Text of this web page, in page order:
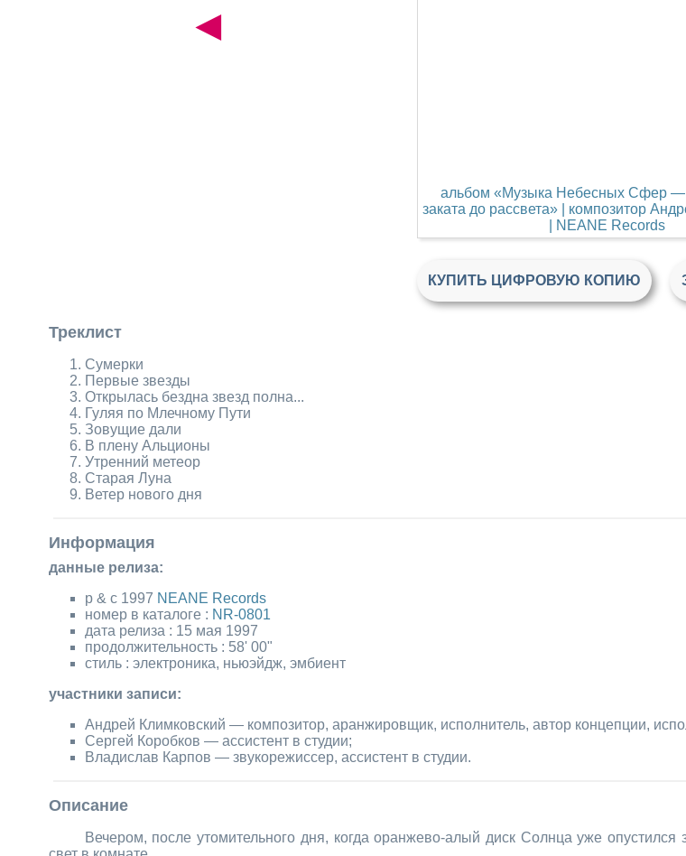
◄
альбом «Музыка Небесных Сфер —
заката до рассвета» | композитор
| NEANE Records
КУПИТЬ ЦИФРОВУЮ КОПИЮ
Треклист
Сумерки
Первые звезды
Открылась бездна звезд полна...
Гуляя по Млечному Пути
Зовущие дали
В плену Альционы
Утренний метеор
Старая Луна
Ветер нового дня
Информация
данные релиза:
p & c 1997 NEANE Records
номер в каталоге : NR-0801
дата релиза : 15 мая 1997
продолжительность : 58' 00"
стиль : электроника, ньюэйдж, эмбиент
участники записи:
Андрей Климковский — композитор, аранжировщик, исполнитель, автор концепции,
Сергей Коробков — ассистент в студии;
Владислав Карпов — звукорежиссер, ассистент в студии.
Описание
Вечером, после утомительного дня, когда оранжево-алый диск Солнца уже опустился